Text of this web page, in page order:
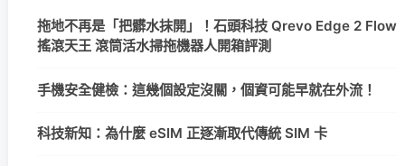
拖地不再是「把髒水抹開」！石頭科技 Qrevo Edge 2 Flow
搖滾天王 滾筒活水掃拖機器人開箱評測
手機安全健檢：這幾個設定沒關，個資可能早就在外流！
科技新知：為什麼 eSIM 正逐漸取代傳統 SIM 卡